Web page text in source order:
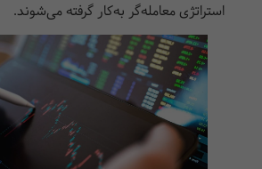
استراتژی معامله‌گر به‌کار گرفته می‌شوند.